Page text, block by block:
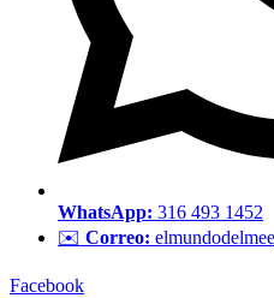
WhatsApp: 316 493 1452
✉️ Correo:
Facebook